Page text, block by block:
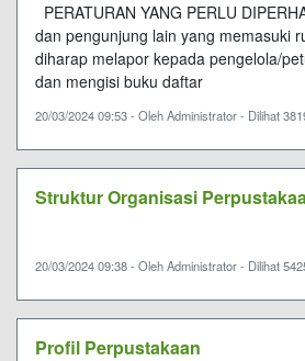
PERATURAN YANG PERLU
dan pengunjung lain yang memasuki
diharap melapor kepada pengelola/
dan mengisi buku daftar
20/03/2024 09:53 - Oleh Administrator - Dilihat
Struktur Organisasi
20/03/2024 09:38 - Oleh Administrator - Dilihat
Profil Perpustakaan